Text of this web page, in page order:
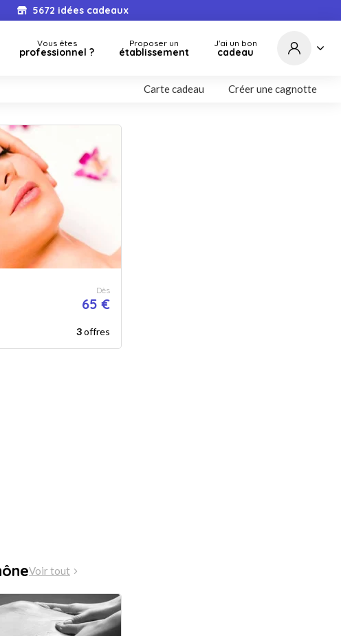
5672 idées cadeaux
Vous êtes
professionnel ?
Proposer un
établissement
J'ai un bon
cadeau
Carte cadeau Créer une cagnotte
Dès
65 €
3offres
Voir tout